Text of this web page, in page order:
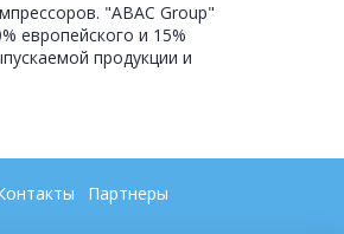
"ABAC Group"
европейского и 15%
продукции и
Партнеры